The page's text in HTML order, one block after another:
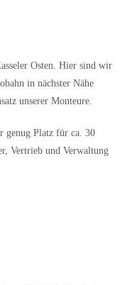
Osten. Hier sind wir
in nächster Nähe
unserer Monteure.
genug Platz für ca. 30
Vertrieb und Verwaltung